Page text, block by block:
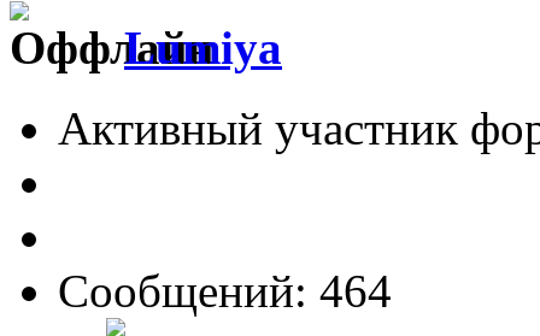
Lumiya
Активный участник
Сообщений: 464